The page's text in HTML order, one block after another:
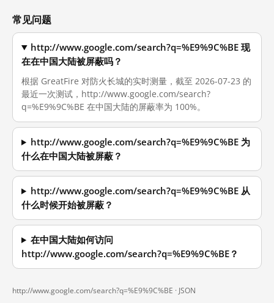
常见问题
http://www.google.com/search?q=%E9%9C%BE 现
在在中国大陆被屏蔽吗？
根据 GreatFire 对防火长城的实时测量，截至 2026-07-23 的
最近一次测试，http://www.google.com/search?
q=%E9%9C%BE 在中国大陆的屏蔽率为 100%。
http://www.google.com/search?q=%E9%9C%BE 为
什么在中国大陆被屏蔽？
http://www.google.com/search?q=%E9%9C%BE 从
什么时候开始被屏蔽？
在中国大陆如何访问
http://www.google.com/search?q=%E9%9C%BE？
http://www.google.com/search?q=%E9%9C%BE · JSON